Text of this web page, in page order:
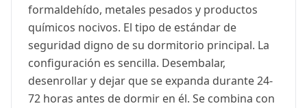
formaldehído, metales pesados y productos
químicos nocivos. El tipo de estándar de
seguridad digno de su dormitorio principal. La
configuración es sencilla. Desembalar,
desenrollar y dejar que se expanda durante 24-
72 horas antes de dormir en él. Se combina con